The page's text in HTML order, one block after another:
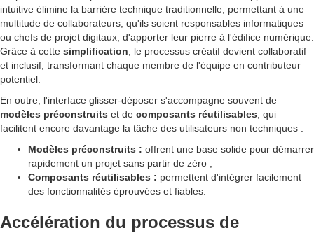
intuitive élimine la barrière technique traditionnelle, permettant à une
multitude de collaborateurs, qu'ils soient responsables informatiques
ou chefs de projet digitaux, d'apporter leur pierre à l'édifice numérique.
Grâce à cette simplification, le processus créatif devient collaboratif
et inclusif, transformant chaque membre de l'équipe en contributeur
potentiel.
En outre, l'interface glisser-déposer s'accompagne souvent de
modèles préconstruits et de composants réutilisables, qui
facilitent encore davantage la tâche des utilisateurs non techniques :
Modèles préconstruits : offrent une base solide pour démarrer
rapidement un projet sans partir de zéro ;
Composants réutilisables : permettent d'intégrer facilement
des fonctionnalités éprouvées et fiables.
Accélération du processus de